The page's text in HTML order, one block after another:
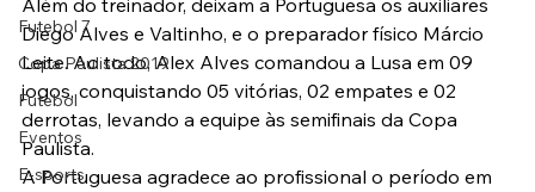
Futebol 7
Copa Paulista 2019
Futebol
Eventos
E-sports
Além do treinador, deixam a Portuguesa os auxiliares
Diego Alves e Valtinho, e o preparador físico Márcio
Leite. Ao todo, Alex Alves comandou a Lusa em 09
jogos, conquistando 05 vitórias, 02 empates e 02
derrotas, levando a equipe às semifinais da Copa
Paulista.
A Portuguesa agradece ao profissional o período em